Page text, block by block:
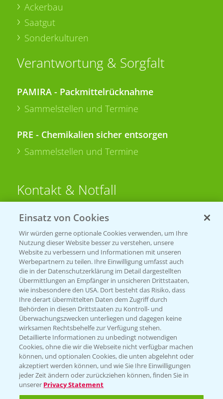
Ackerbau
Saatgut
Sonderkulturen
Verantwortung & Sorgfalt
PAMIRA - Packmittelrücknahme
Sammelstellen und Termine
PRE - Chemikalien sicher entsorgen
Sammelstellen und Termine
Kontakt & Notfall
Beratung auf WhatsApp
T.+49 (0)174 346 564 1
KONTAKT
Hilfe in Notfällen
T.+49 (0)214/30-20220
Folgen Sie uns
Einsatz von Cookies
Wir würden gerne optionale Cookies verwenden, um Ihre
Nutzung dieser Website besser zu verstehen, unsere
Website zu verbessern und Informationen mit unseren
Werbepartnern zu teilen. Ihre Einwilligung umfasst auch
die in der Datenschutzerklärung im Detail dargestellten
Übermittlungen an Empfänger in unsicheren Drittstaaten,
wie insbesondere den USA. Dort besteht das Risiko, dass
Ihre derart übermittelten Daten dem Zugriff durch
Behörden in diesen Drittstaaten zu Kontroll- und
Überwachungszwecken unterliegen und dagegen keine
wirksamen Rechtsbehelfe zur Verfügung stehen.
Detaillierte Informationen zu unbedingt notwendigen
Cookies, ohne die wir die Webseite nicht verfügbar machen
können, und optionalen Cookies, die unten abgelehnt oder
akzeptiert werden können, und wie Sie Ihre Einwilligungen
jeder Zeit ändern oder zurückziehen können, finden Sie in
unserer Privacy Statement